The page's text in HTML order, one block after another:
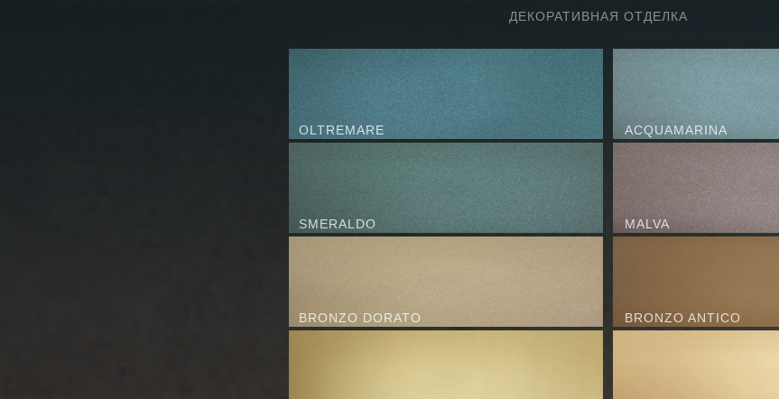
ДЕКОРАТИВНАЯ ОТДЕЛКА
OLTREMARE
SMERALDO
BRONZO DORATO
ACQUAMARINA
MALVA
BRONZO ANTICO